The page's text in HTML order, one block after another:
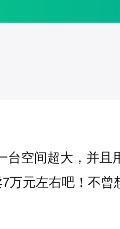
台空间超大，并且
万元左右吧！不曾